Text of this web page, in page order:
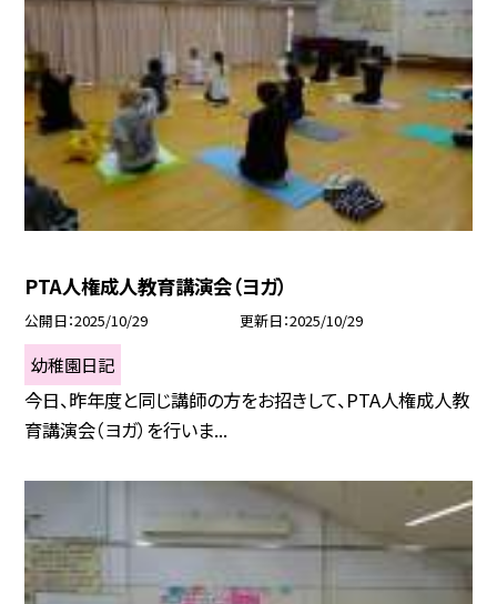
PTA人権成人教育講演会（ヨガ）
公開日 2025/10/29 更新日 2025/10/29
幼稚園日記
今日、昨年度と同じ講師の方をお招きして、PTA人権成人教
育講演会（ヨガ）を行いま...